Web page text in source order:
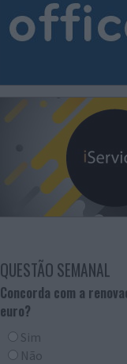
QUESTÃO SEMANAL
Concorda com a
euro?
Sim
Não